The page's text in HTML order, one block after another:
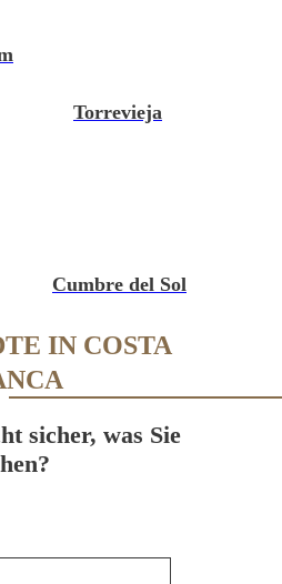
Torrevieja
Cumbre del Sol
IN COSTA
sicher, was Sie